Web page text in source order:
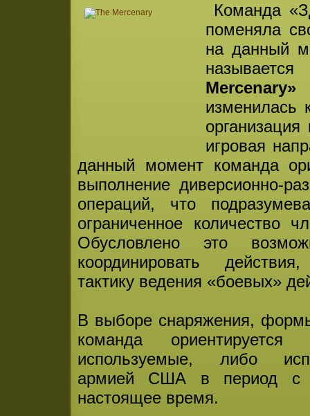
Команда
поменяла
на данный
Mercenary»
изменилась
игровая
данный момент команда
выполнение диверсионно-
операций, что
ограниченное количество
Обусловлено это
координировать
тактику ведения «боевых»
В выборе снаряжения,
команда
используемые, либо
армией США в период с
настоящее время.